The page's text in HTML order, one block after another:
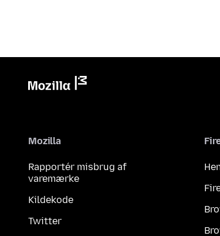
Mozilla
Rapportér misbrug af
varemærke
Kildekode
Twitter